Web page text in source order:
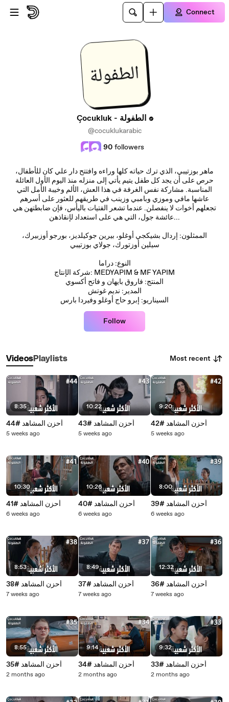
Skip to main content
Connect
Çocukluk - الطفولة
@cocuklukarabic
90 followers
ماهر بوزتيبي، الذي ترك حياته كلها وراءه وافتتح دار علي كان للأطفال،
حرص على أن يجد كل طفل يتيم يأتي إلى منزله منذ اليوم الأول العائلة
المناسبة. مشاركة نفس الغرفة في هذا العش، الألم وخيبة الأمل التي
عاشها مافي وموزي وبامبي وزينب في طريقهم للعثور على أسرهم
تجعلهم أخوات لا ينفصلن. عندما تشعر الفتيات باليأس، فإن ضابطتهن هي
عائشة جول، التي هي على استعداد لإنقاذهن...
الممثلون: إردال بشيكجي أوغلو، بيرين جوكيلديز، بورجو أوزبيرك،
سيلين أوزتورك، جولاي بوزتيبي
النوع: دراما
شركة الإنتاج: MEDYAPIM & MF YAPIM
المنتج: فاروق بايهان و فاتح أكسوي
المدير: نديم غوتش
السيناريو: إبرو حاج أوغلو وفيردا بارس
Follow
VideosPlaylists Most recent
8:35
أحزن المشاهد #44
5 weeks ago
10:30
أحزن المشاهد #41
6 weeks ago
8:53
أحزن المشاهد #38
7 weeks ago
8:55
أحزن المشاهد #35
2 months ago
10:22
أحزن المشاهد #43
5 weeks ago
10:26
أحزن المشاهد #40
6 weeks ago
8:49
أحزن المشاهد #37
7 weeks ago
9:14
أحزن المشاهد #34
2 months ago
9:20
أحزن المشاهد #42
5 weeks ago
8:00
أحزن المشاهد #39
6 weeks ago
12:32
أحزن المشاهد #36
7 weeks ago
9:32
أحزن المشاهد #33
2 months ago